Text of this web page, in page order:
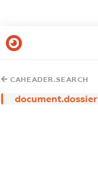
CAHEADER.SEARCH
document.dossier